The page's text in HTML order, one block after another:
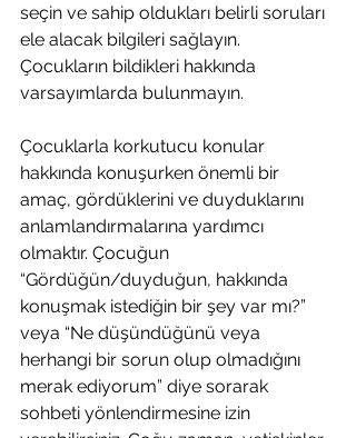
seçin ve sahip oldukları belirli soruları
ele alacak bilgileri sağlayın.
Çocukların bildikleri hakkında
varsayımlarda bulunmayın.
Çocuklarla korkutucu konular
hakkında konuşurken önemli bir
amaç, gördüklerini ve duyduklarını
anlamlandırmalarına yardımcı
olmaktır. Çocuğun
“Gördüğün/duyduğun, hakkında
konuşmak istediğin bir şey var mı?”
veya “Ne düşündüğünü veya
herhangi bir sorun olup olmadığını
merak ediyorum” diye sorarak
sohbeti yönlendirmesine izin